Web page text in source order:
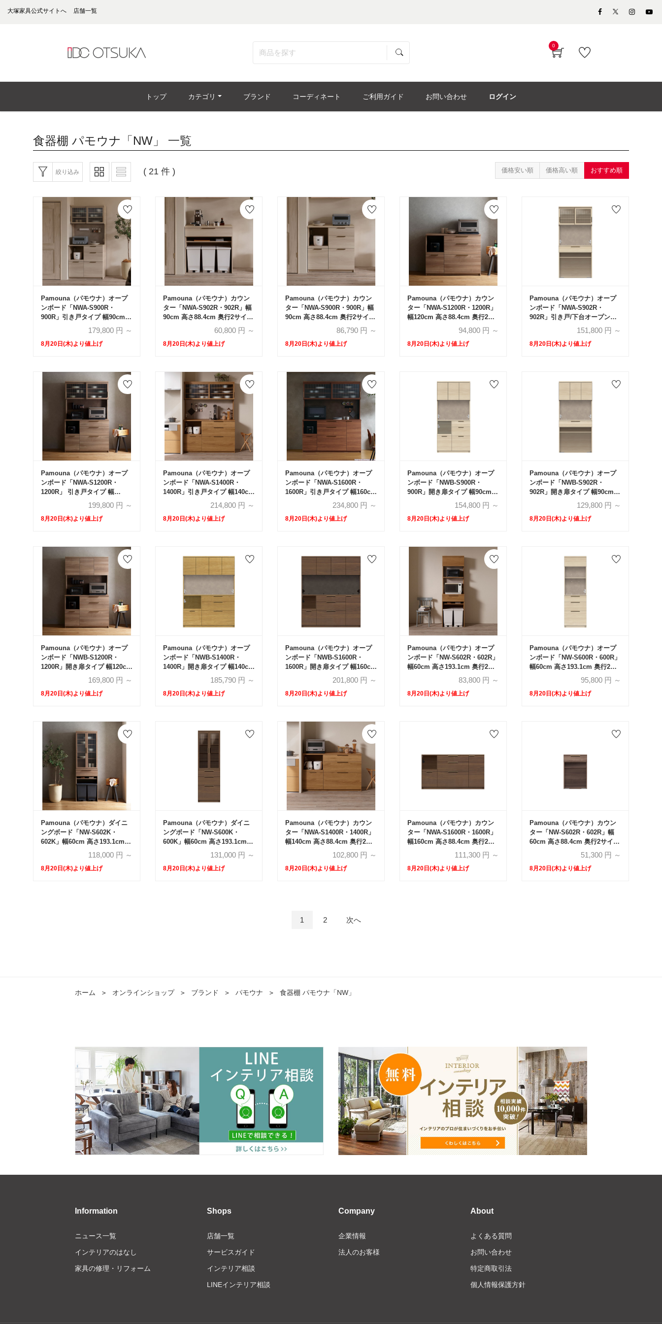
大塚家具公式サイトへ 店舗一覧
0
トップ カテゴリ ブランド コーディネート ご利用ガイド お問い合わせ ログイン
食器棚 パモウナ「NW」 一覧
絞り込み ( 21 件 ) 価格安い順 価格高い順 おすすめ順
Pamouna（パモウナ）オープ
ンボード「NWA-S900R・
900R」引き戸タイプ 幅90cm
高さ193.1cm 奥行2サイズ
（44.5cm・50cm）全4色
179,800円 ～
8月20日(木)より値上げ
Pamouna（パモウナ）カウン
ター「NWA-S902R・902R」幅
90cm 高さ88.4cm 奥行2サイズ
（44.5cm・50cm）全4色
60,800円 ～
8月20日(木)より値上げ
Pamouna（パモウナ）カウン
ター「NWA-S900R・900R」幅
90cm 高さ88.4cm 奥行2サイズ
（44.5cm・50cm）全4色
86,790 円 ～
8月20日(木)より値上げ
Pamouna（パモウナ）カウン
ター「NWA-S1200R・1200R」
幅120cm 高さ88.4cm 奥行2サ
イズ（44.5cm・50cm）全4色
94,800 円 ～
8月20日(木)より値上げ
Pamouna（パモウナ）オープ
ンボード「NWA-S902R・
902R」引き戸/下台オープンタ
イプ 幅90cm 高さ193.1cm 奥
行2サイズ（44.5cm・50cm）
全4色
151,800 円 ～
8月20日(木)より値上げ
Pamouna（パモウナ）オープ
ンボード「NWA-S1200R・
1200R」 引き戸タイプ 幅
120cm 高さ193.1cm 奥行2サイ
ズ（44.5cm・50cm）全4色
199,800円 ～
8月20日(木)より値上げ
Pamouna（パモウナ）オープ
ンボード「NWA-S1400R・
1400R」引き戸タイプ 幅140cm
高さ193.1cm 奥行2サイズ
（44.5cm・50cm）全4色
214,800円 ～
8月20日(木)より値上げ
Pamouna（パモウナ）オープ
ンボード「NWA-S1600R・
1600R」引き戸タイプ 幅160cm
高さ193.1cm 奥行2サイズ
（44.5cm・50cm）全4色
234,800 円 ～
8月20日(木)より値上げ
Pamouna（パモウナ）オープ
ンボード「NWB-S900R・
900R」開き扉タイプ 幅90cm
高さ193.1cm 奥行2サイズ
（44.5cm・50cm）全4色
154,800 円 ～
8月20日(木)より値上げ
Pamouna（パモウナ）オープ
ンボード「NWB-S902R・
902R」開き扉タイプ 幅90cm
高さ193.1cm 奥行2サイズ
（44.5cm・50cm）全4色
129,800 円 ～
8月20日(木)より値上げ
Pamouna（パモウナ）オープ
ンボード「NWB-S1200R・
1200R」開き扉タイプ 幅120cm
高さ193.1cm 奥行2サイズ
（44.5cm・50cm）全4色
169,800円 ～
8月20日(木)より値上げ
Pamouna（パモウナ）オープ
ンボード「NWB-S1400R・
1400R」開き扉タイプ 幅140cm
高さ193.1cm 奥行2サイズ
（44.5cm・50cm）全4色
185,790円 ～
8月20日(木)より値上げ
Pamouna（パモウナ）オープ
ンボード「NWB-S1600R・
1600R」開き扉タイプ 幅160cm
高さ193.1cm 奥行2サイズ
（44.5cm・50cm）全4色
201,800 円 ～
8月20日(木)より値上げ
Pamouna（パモウナ）オープ
ンボード「NW-S602R・602R」
幅60cm 高さ193.1cm 奥行2サ
イズ（44.5cm・50cm）上台オ
ープン・下台オープンタイプ 全
4色
83,800 円 ～
8月20日(木)より値上げ
Pamouna（パモウナ）オープ
ンボード「NW-S600R・600R」
幅60cm 高さ193.1cm 奥行2サ
イズ（44.5cm・50cm）上台オ
ープン・下台引出しタイプ 全4
色
95,800 円 ～
8月20日(木)より値上げ
Pamouna（パモウナ）ダイニ
ングボード「NW-S602K・
602K」幅60cm 高さ193.1cm
奥行2サイズ（44.5cm・
50cm）上台開き扉・下台オー
プンタイプ 全4色
118,000円 ～
8月20日(木)より値上げ
Pamouna（パモウナ）ダイニ
ングボード「NW-S600K・
600K」幅60cm 高さ193.1cm
奥行2サイズ（44.5cm・
50cm）上台開き扉・下台引出
しタイプ 全4色
131,000円 ～
8月20日(木)より値上げ
Pamouna（パモウナ）カウン
ター「NWA-S1400R・1400R」
幅140cm 高さ88.4cm 奥行2サ
イズ（44.5cm・50cm）全4色
102,800 円 ～
8月20日(木)より値上げ
Pamouna（パモウナ）カウン
ター「NWA-S1600R・1600R」
幅160cm 高さ88.4cm 奥行2サ
イズ（44.5cm・50cm）全4色
111,300 円 ～
8月20日(木)より値上げ
Pamouna（パモウナ）カウン
ター「NW-S602R・602R」幅
60cm 高さ88.4cm 奥行2サイズ
（44.5cm・50cm）全4色
51,300 円 ～
8月20日(木)より値上げ
1 2 次へ
ホーム ＞ オンラインショップ ＞ ブランド ＞ パモウナ ＞ 食器棚 パモウナ「NW」
Information
ニュース一覧
インテリアのはなし
家具の修理・リフォーム
Shops
店舗一覧
サービスガイド
インテリア相談
LINEインテリア相談
Company
企業情報
法人のお客様
About
よくある質問
お問い合わせ
特定商取引法
個人情報保護方針